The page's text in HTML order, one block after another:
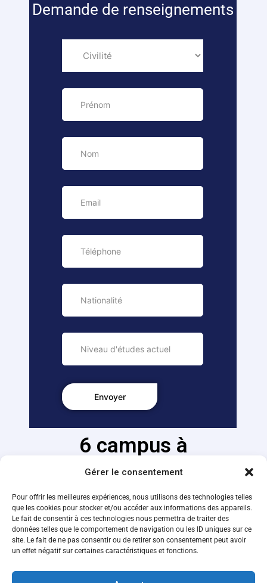
Gérer le consentement
Pour offrir les meilleures expériences, nous utilisons des technologies telles
que les cookies pour stocker et/ou accéder aux informations des appareils.
Le fait de consentir à ces technologies nous permettra de traiter des
données telles que le comportement de navigation ou les ID uniques sur ce
site. Le fait de ne pas consentir ou de retirer son consentement peut avoir
un effet négatif sur certaines caractéristiques et fonctions.
Demande de renseignements
6 campus à
l'étranger
Ouvrez-vous au monde en partant étudier chaque
année sur un de nos campus partenaires